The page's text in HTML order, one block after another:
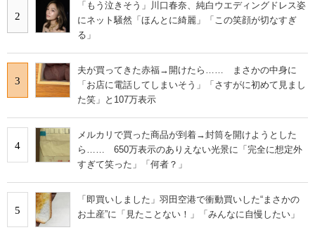
2
「もう泣きそう」川口春奈、純白ウエディングドレス姿
にネット騒然「ほんとに綺麗」「この笑顔が切なすぎ
る」
3
夫が買ってきた赤福→開けたら…… まさかの中身に
「お店に電話してしまいそう」「さすがに初めて見まし
た笑」と107万表示
4
メルカリで買った商品が到着→封筒を開けようとした
ら…… 650万表示のありえない光景に「完全に想定外
すぎて笑った」「何者？」
5
「即買いしました」羽田空港で衝動買いした“まさかの
お土産”に「見たことない！」「みんなに自慢したい」